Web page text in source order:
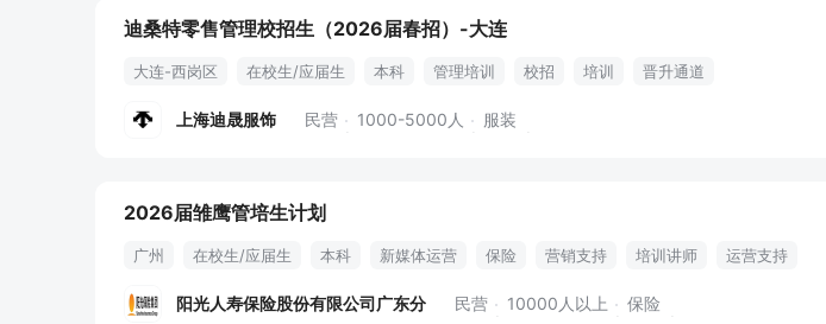
迪桑特零售管理校招生（2026届春招）-大连
大连-西岗区 在校生/应届生 本科 管理培训 校招 培训 晋升通道
上海迪晟服饰 民营 1000-5000人 服装
2026届雏鹰管培生计划
广州 在校生/应届生 本科 新媒体运营 保险 营销支持 培训讲师
运营支持
阳光人寿保险股份有限公司广东分 民营 10000人以上 保险